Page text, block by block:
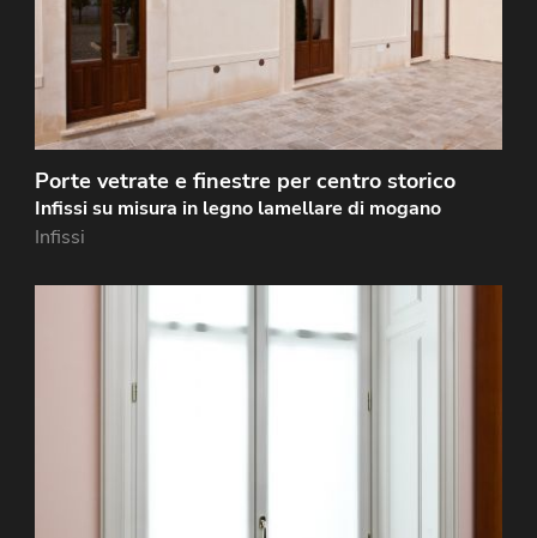
Porte vetrate e finestre per centro storico
Infissi su misura in legno lamellare di mogano
Infissi